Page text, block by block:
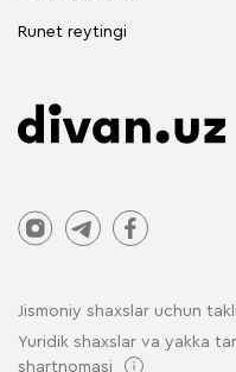
Runet reytingi
Jismoniy shaxslar uchun
Yuridik shaxslar va yakka
shartnomasi